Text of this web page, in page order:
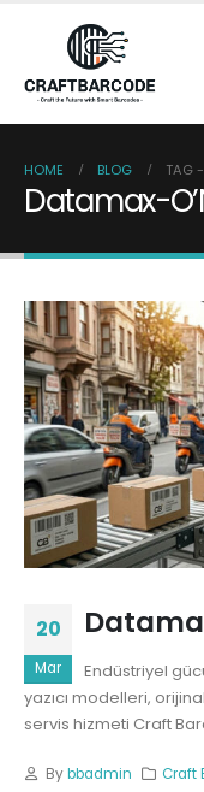
HOME BLOG TAG -
Datamax-
20
Mar
Endüstriyel
yazıcı modelleri,
servis hizmeti Craft
Bybbadmin Craft